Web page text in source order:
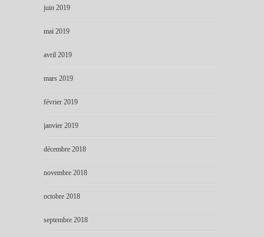
juin 2019
mai 2019
avril 2019
mars 2019
février 2019
janvier 2019
décembre 2018
novembre 2018
octobre 2018
septembre 2018